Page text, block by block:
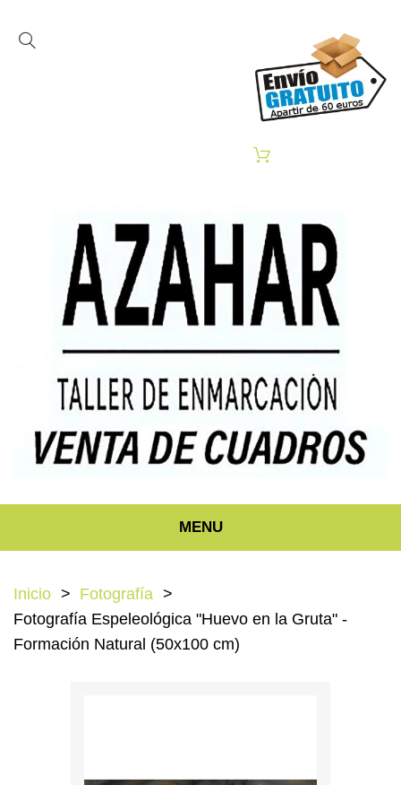
MENU
Inicio
Fotografía
Fotografía Espeleológica "Huevo en la Gruta" -
Formación Natural (50x100 cm)